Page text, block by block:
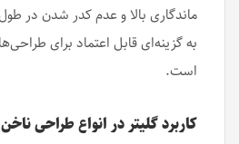
ماندگاری بالا و عدم کدر شدن در طول
به گزینه‌ای قابل اعتماد برای
است.
کاربرد گلیتر در انواع طراحی ناخن